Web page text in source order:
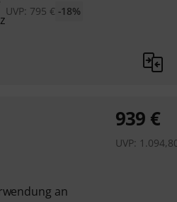
UVP: 795 € -18%
an
939 €
UVP: